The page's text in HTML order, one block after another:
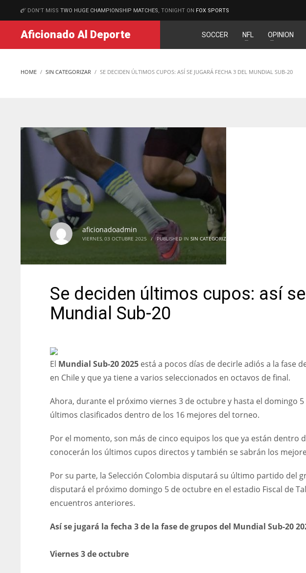
MATCHES
DON'T MISS TWO HUGE CHAMPIONSHIP MATCHES , TONIGHT ON FOX SPORTS
Aficionado Al Deporte SOCCER NFL OPINION
HOME SIN CATEGORIZAR SE DECIDEN ÚLTIMOS CUPOS: ASÍ SE JUGARÁ FECHA 3 DEL MUNDIAL SUB-20
aficionadoadmin
VIERNES, 03 OCTUBRE 2025 / PUBLISHED IN SIN CATEGORIZAR
Se deciden últimos cupos: así
Mundial Sub-20
El Mundial Sub-20 2025 está a pocos días de decirle adiós a la fase
en Chile y que ya tiene a varios seleccionados en octavos de final.
Ahora, durante el próximo viernes 3 de octubre y hasta el domingo
últimos clasificados dentro de los 16 mejores del torneo.
Por el momento, son más de cinco equipos los que ya están dentro
conocerán los últimos cupos directos y también se sabrán los
Por su parte, la Selección Colombia disputará su último partido del
disputará el próximo domingo 5 de octubre en el estadio Fiscal de
encuentros anteriores.
Así se jugará la fecha 3 de la fase de grupos del Mundial Sub-20
Viernes 3 de octubre